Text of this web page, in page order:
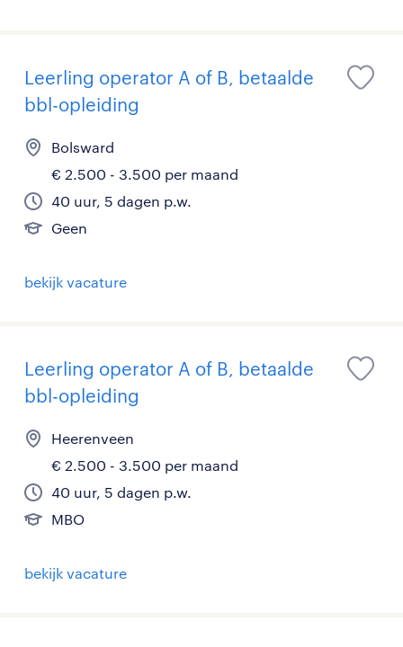
Leerling operator A of B, betaalde
bbl-opleiding
Bolsward
€ 2.500 - 3.500 per maand
40 uur, 5 dagen p.w.
Geen
bekijk vacature
Leerling operator A of B, betaalde
bbl-opleiding
Heerenveen
€ 2.500 - 3.500 per maand
40 uur, 5 dagen p.w.
MBO
bekijk vacature